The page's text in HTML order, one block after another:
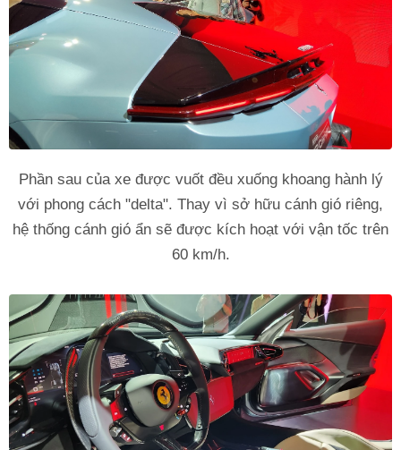
Phần sau của xe được vuốt đều xuống khoang hành lý
với phong cách "delta". Thay vì sở hữu cánh gió riêng,
hệ thống cánh gió ẩn sẽ được kích hoạt với vận tốc trên
60 km/h.